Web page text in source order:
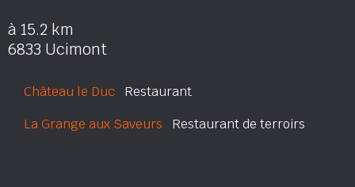
à 15.2 km
6833 Ucimont
Château le Duc Restaurant
La Grange aux Saveurs Restaurant de terroirs